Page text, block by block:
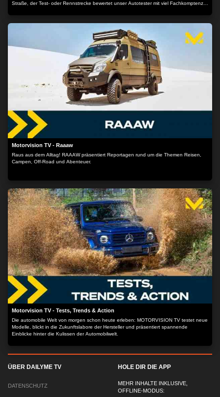
Straße, der Test- oder Rennstrecke bewertet unser Autotester mit viel Fachkomptenz
Motorvision TV - Raaaw
Raus aus dem Alltag! RAAAW präsentiert Reportagen rund um die Themen Reisen,
Campen, Off-Road und Abenteuer.
Motorvision TV - Tests, Trends & Action
Die automobile Welt von morgen schon heute erleben: MOTORVISION TV testet neue
Modelle, blickt in die Zukunftslabore der Hersteller und präsentiert spannende
Einblicke hinter die Kulissen der Automobilwelt.
ÜBER DAILYME TV
DATENSCHUTZ
HOLE DIR DIE APP
MEHR INHALTE INKLUSIVE,
OFFLINE-MODUS: